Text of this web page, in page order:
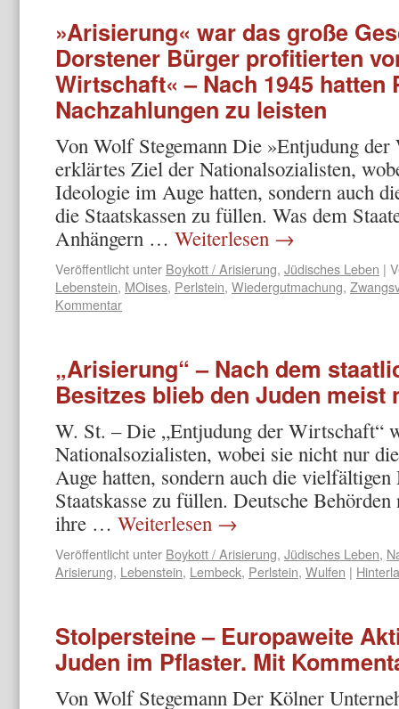
»Arisierung« war das große
Dorstener Bürger profitierten
Wirtschaft« – Nach 1945
Nachzahlungen zu leisten
Von Wolf Stegemann Die »Entjudung
erklärtes Ziel der Nationalsozialisten,
Ideologie im Auge hatten, sondern auch
die Staatskassen zu füllen. Was dem
Anhängern … Weiterlesen →
Veröffentlicht unter Boykott / Arisierung, Jüdisches Leben |
Lebenstein, MOises, Perlstein, Wiedergutmachung,
Kommentar
„Arisierung“ – Nach dem
Besitzes blieb den Juden meist
W. St. – Die „Entjudung der Wirtschaft“
Nationalsozialisten, wobei sie nicht nur
Auge hatten, sondern auch die
Staatskasse zu füllen. Deutsche
ihre … Weiterlesen →
Veröffentlicht unter Boykott / Arisierung, Jüdisches Leben,
Arisierung, Lebenstein, Lembeck, Perlstein, Wulfen |
Stolpersteine – Europaweite
Juden im Pflaster. Mit
Von Wolf Stegemann Der Kölner